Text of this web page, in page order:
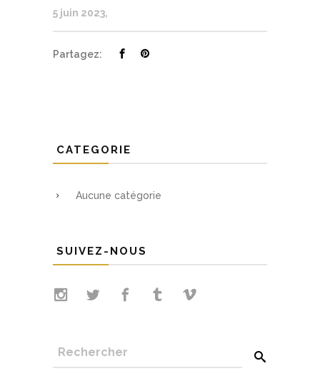
5 juin 2023
Partagez:
CATEGORIE
Aucune catégorie
SUIVEZ-NOUS